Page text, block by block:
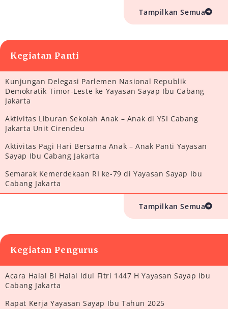
Tampilkan Semua
Kegiatan Panti
Kunjungan Delegasi Parlemen Nasional Republik
Demokratik Timor-Leste ke Yayasan Sayap Ibu Cabang
Jakarta
Aktivitas Liburan Sekolah Anak – Anak di YSI Cabang
Jakarta Unit Cirendeu
Aktivitas Pagi Hari Bersama Anak – Anak Panti Yayasan
Sayap Ibu Cabang Jakarta
Semarak Kemerdekaan RI ke-79 di Yayasan Sayap Ibu
Cabang Jakarta
Tampilkan Semua
Kegiatan Pengurus
Acara Halal Bi Halal Idul Fitri 1447 H Yayasan Sayap Ibu
Cabang Jakarta
Rapat Kerja Yayasan Sayap Ibu Tahun 2025